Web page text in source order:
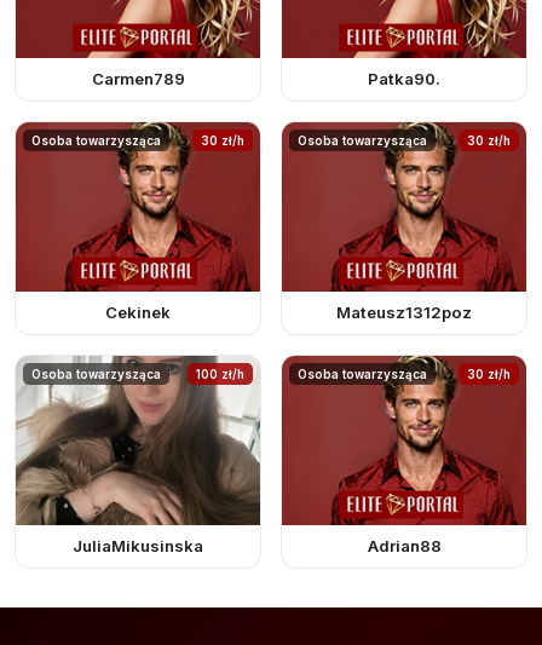
Carmen789 Patka90.
Osoba towarzysząca 30 zł/h
Cekinek
Osoba towarzysząca 30 zł/h
Mateusz1312poz
Osoba towarzysząca 100 zł/h
JuliaMikusinska
Osoba towarzysząca 30 zł/h
Adrian88